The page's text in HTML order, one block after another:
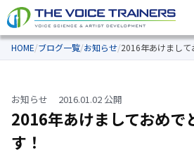
HOME/ブログ一覧/お知らせ/2016年あけまして
お知らせ 2016.01.02 公開
2016年あけましておめで
す！